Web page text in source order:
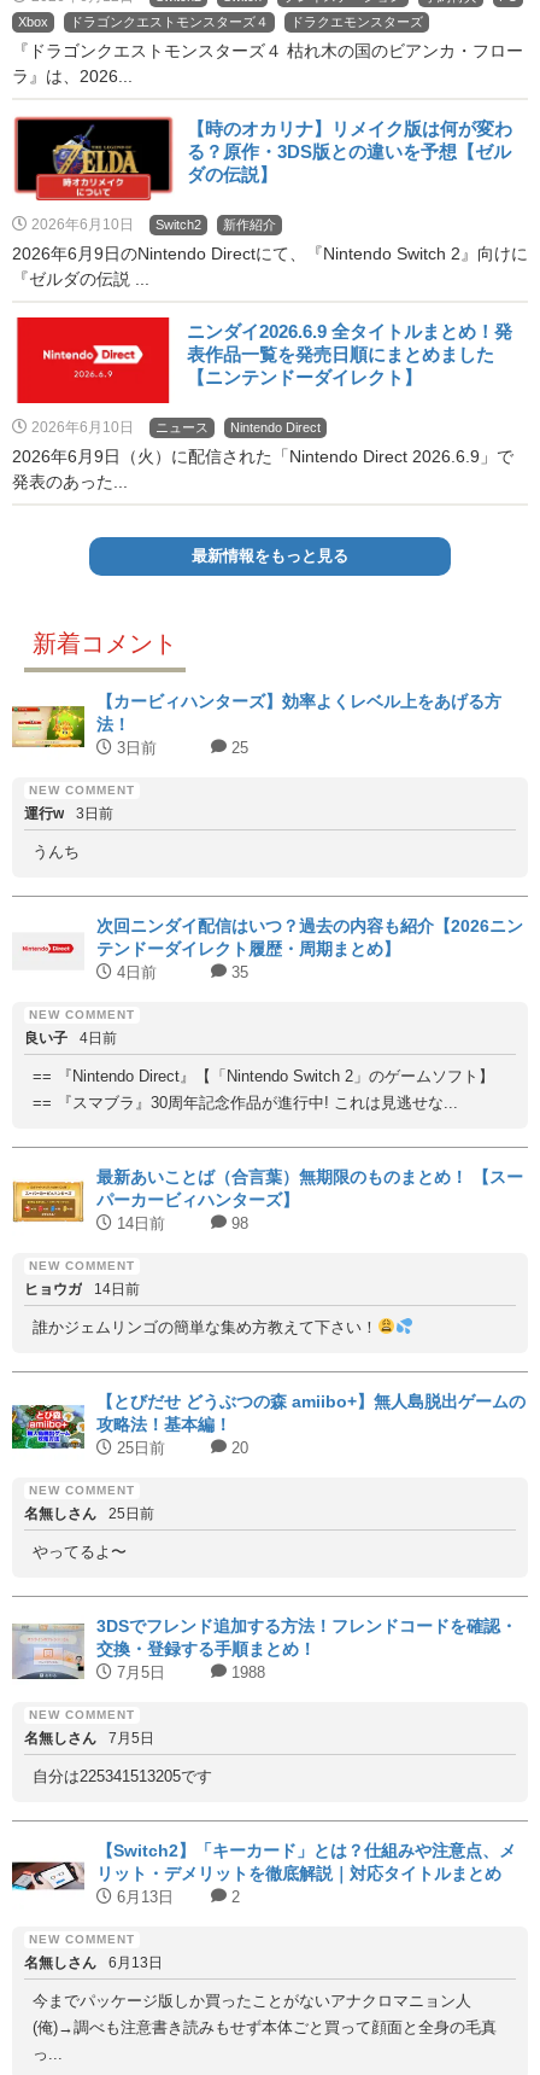
Xbox
ドラゴンクエストモンスターズ４ ドラクエモンスターズ
『ドラゴンクエストモンスターズ４ 枯れ木の国のビアンカ・フロー
ラ』は、2026...
【時のオカリナ】リメイク版は何が変わ
る？原作・3DS版との違いを予想【ゼル
ダの伝説】
2026年6月10日 Switch2 新作紹介
2026年6月9日のNintendo Directにて、『Nintendo Switch 2』向けに
『ゼルダの伝説 ...
ニンダイ2026.6.9 全タイトルまとめ！発
表作品一覧を発売日順にまとめました
【ニンテンドーダイレクト】
2026年6月10日 ニュース Nintendo Direct
2026年6月9日（火）に配信された「Nintendo Direct 2026.6.9」で
発表のあった...
最新情報をもっと見る
新着コメント
【カービィハンターズ】効率よくレベル上をあげる方
法！
3日前 25
運行w 3日前
うんち
次回ニンダイ配信はいつ？過去の内容も紹介【2026ニン
テンドーダイレクト履歴・周期まとめ】
4日前 35
良い子 4日前
== 『Nintendo Direct』【「Nintendo Switch 2」のゲームソフト】
== 『スマブラ』30周年記念作品が進行中! これは見逃せな...
最新あいことば（合言葉）無期限のものまとめ！ 【スー
パーカービィハンターズ】
14日前 98
ヒョウガ 14日前
誰かジェムリンゴの簡単な集め方教えて下さい！
【とびだせ どうぶつの森 amiibo+】無人島脱出ゲームの
攻略法！基本編！
25日前 20
名無しさん 25日前
やってるよ〜
3DSでフレンド追加する方法！フレンドコードを確認・
交換・登録する手順まとめ！
7月5日 1988
名無しさん 7月5日
自分は225341513205です
【Switch2】「キーカード」とは？仕組みや注意点、メ
リット・デメリットを徹底解説｜対応タイトルまとめ
6月13日 2
名無しさん 6月13日
今までパッケージ版しか買ったことがないアナクロマニョン人
(俺)→調べも注意書き読みもせず本体ごと買って顔面と全身の毛真
っ...